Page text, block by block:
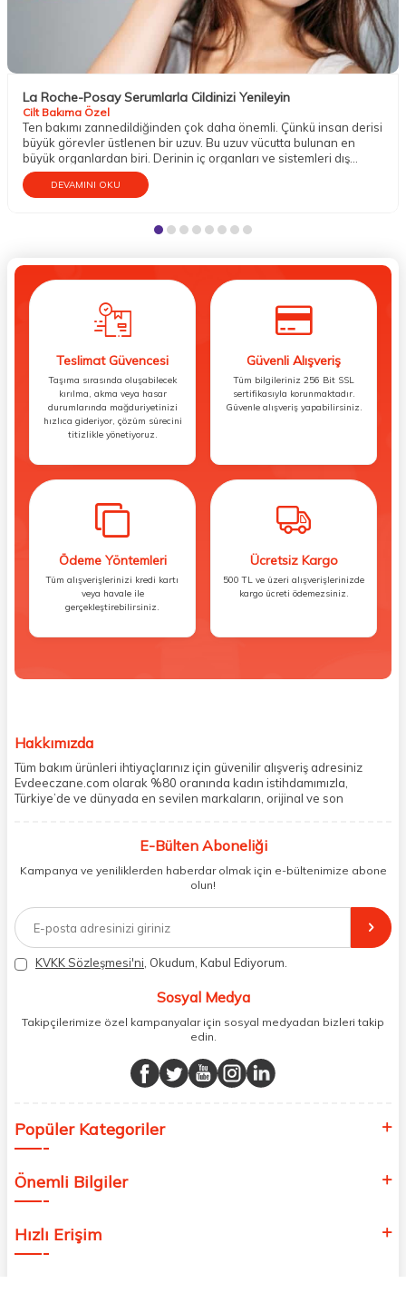
La Roche-Posay Serumlarla Cildinizi Yenileyin
Cilt Bakıma Özel
Ten bakımı zannedildiğinden çok daha önemli. Çünkü insan derisi
büyük görevler üstlenen bir uzuv. Bu uzuv vücutta bulunan en
büyük organlardan biri. Derinin iç organları ve sistemleri dış
etkenlere karşı koruma altına almak gibi mühim bir vazifesi
bulunur. Aynı zamanda temasın gerçekleşmesini; sıcak, soğuk,
bakıma gereksinim duyduğu söylenebilir.
DEVAMINI OKU
Teslimat Güvencesi
Taşıma sırasında oluşabilecek
kırılma, akma veya hasar
durumlarında mağduriyetinizi
hızlıca gideriyor, çözüm sürecini
titizlikle yönetiyoruz.
Güvenli Alışveriş
Tüm bilgileriniz 256 Bit SSL
sertifikasıyla korunmaktadır.
Güvenle alışveriş yapabilirsiniz.
Ödeme Yöntemleri
Tüm alışverişlerinizi kredi kartı
veya havale ile
gerçekleştirebilirsiniz.
Ücretsiz Kargo
500 TL ve üzeri alışverişlerinizde
kargo ücreti ödemezsiniz.
Hakkımızda
Tüm bakım ürünleri ihtiyaçlarınız için güvenilir alışveriş adresiniz
Evdeeczane.com olarak %80 oranında kadın istihdamımızla,
Türkiye’de ve dünyada en sevilen markaların, orijinal ve son
paketliyoruz. Herhangi bir durumdan dolayı olumsuz olarak geri
müşteri temsilcilerimiz aracılığı ile gerekli tüm desteği sağlıyoruz.
2017 yılından bugüne, yüzlerce marka ve binlerce ürün seçeneğini
doğrudan markalardan ya da markaların yetkili Türkiye
distribütörlerinden faturalı olarak tedarik ediyor ve müşterilerimize
aynı şekilde faturalı ve orijinal ambalajlarda gönderim sağlıyoruz.
Paketleme sürecinde geri dönüştürülebilir malzemeler kullanarak
atık oranımızı en aza indiriyor ve daha yaşanabilir bir dünya
E-Bülten Aboneliği
Kampanya ve yeniliklerden haberdar olmak için e-bültenimize abone
olun!
KVKK Sözleşmesi'ni, Okudum, Kabul Ediyorum.
Sosyal Medya
Takipçilerimize özel kampanyalar için sosyal medyadan bizleri takip
edin.
Popüler Kategoriler
Önemli Bilgiler
Hızlı Erişim